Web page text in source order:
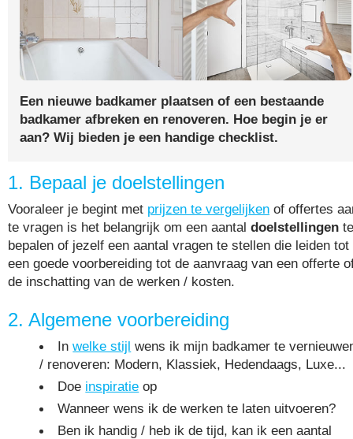
Een nieuwe badkamer plaatsen of een bestaande
badkamer afbreken en renoveren. Hoe begin je er
aan? Wij bieden je een handige checklist.
1. Bepaal je doelstellingen
Vooraleer je begint met prijzen te vergelijken of offertes
te vragen is het belangrijk om een aantal doelstellingen te
bepalen of jezelf een aantal vragen te stellen die leiden tot
een goede voorbereiding tot de aanvraag van een offerte
de inschatting van de werken / kosten.
2. Algemene voorbereiding
Inwelke stijl wens ik mijn badkamer te
/ renoveren: Modern, Klassiek, Hedendaags, Luxe...
Doe inspiratie op
Wanneer wens ik de werken te laten uitvoeren?
Ben ik handig / heb ik de tijd, kan ik een aantal